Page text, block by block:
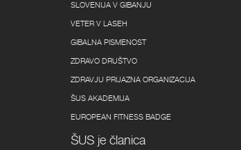
SLOVENIJA V GIBANJU
VETER V LASEH
GIBALNA PISMENOST
ZDRAVO DRUŠTVO
ZDRAVJU PRIJAZNA ORGANIZACIJA
ŠUS AKADEMIJA
EUROPEAN FITNESS BADGE
ŠUS je članica